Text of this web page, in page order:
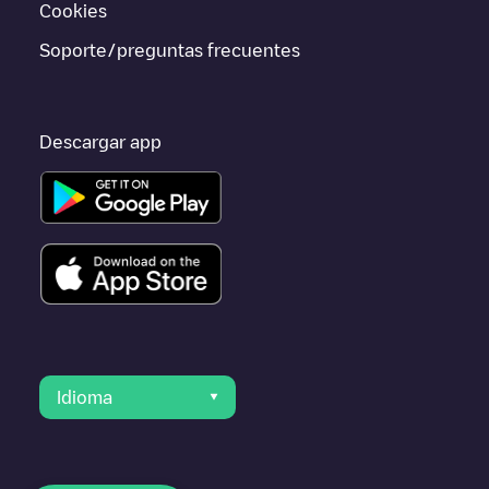
Cookies
Soporte/preguntas frecuentes
Descargar app
Idioma